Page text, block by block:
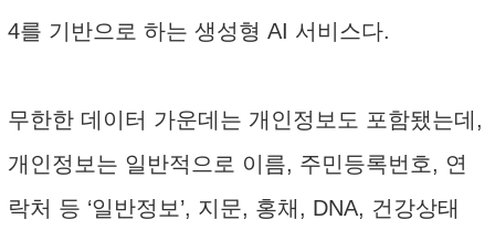
4를 기반으로 하는 생성형 AI 서비스다.
무한한 데이터 가운데는 개인정보도 포함됐는데,
개인정보는 일반적으로 이름, 주민등록번호, 연
락처 등 ‘일반정보’, 지문, 홍채, DNA, 건강상태